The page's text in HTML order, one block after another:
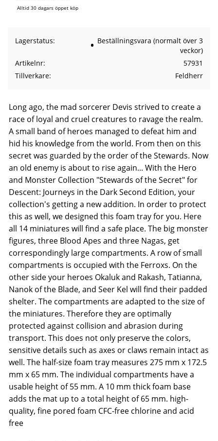
Alltid 30 dagars öppet köp
Lagerstatus
Beställningsvara (normalt över 3
veckor)
Artikelnr
57931
Tillverkare
Feldherr
Long ago, the mad sorcerer Devis strived to create a
race of loyal and cruel creatures to ravage the realm.
A small band of heroes managed to defeat him and
hid his knowledge from the world. From then on this
secret was guarded by the order of the Stewards. Now
an old enemy is about to rise again... With the Hero
and Monster Collection "Stewards of the Secret" for
Descent: Journeys in the Dark Second Edition, your
collection's getting a new addition. In order to protect
this as well, we designed this foam tray for you. Here
all 14 miniatures will find a safe place. The big monster
figures, three Blood Apes and three Nagas, get
correspondingly large compartments. A row of small
compartments is occupied with the Ferroxs. On the
other side your heroes Okaluk and Rakash, Tatianna,
Nanok of the Blade, and Seer Kel will find their padded
shelter. The compartments are adapted to the size of
the miniatures. Therefore they are optimally
protected against collision and abrasion during
transport. This does not only preserve the colors,
sensitive details such as axes or claws remain intact as
well. The half-size foam tray measures 275 mm x 172.5
mm x 65 mm. The individual compartments have a
usable height of 55 mm. A 10 mm thick foam base
adds the mat up to a total height of 65 mm. high-
quality, fine pored foam CFC-free chlorine and acid
free